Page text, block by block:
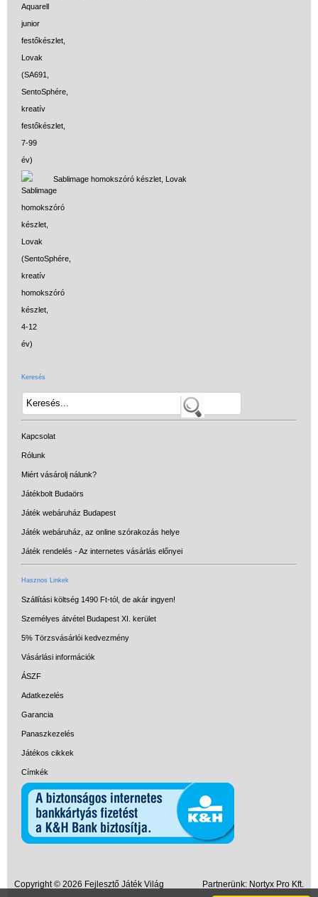
Sablimage homokszóró készlet, Lovak
Keresés
Kapcsolat
Rólunk
Miért vásárolj nálunk?
Játékbolt Budaörs
Játék webáruház Budapest
Játék webáruház, az online szórakozás helye
Játék rendelés - Az internetes vásárlás előnyei
Hasznos Linkek
Szállítási költség 1490 Ft-tól, de akár ingyen!
Személyes átvétel Budapest XI. kerület
5% Törzsvásárlói kedvezmény
Vásárlási információk
ÁSZF
Adatkezelés
Garancia
Panaszkezelés
Játékos cikkek
Címkék
Copyright © 2026 Fejlesztő Játék Világ Partnerünk: Nortyx Pro Kft.